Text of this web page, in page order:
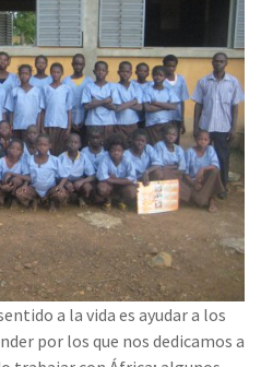
a la vida es ayudar a los
por los que nos dedicamos a